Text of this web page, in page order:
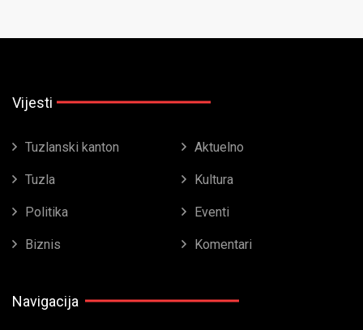
Vijesti
Tuzlanski kanton Aktuelno
Tuzla Kultura
Politika Eventi
Biznis Komentari
Navigacija